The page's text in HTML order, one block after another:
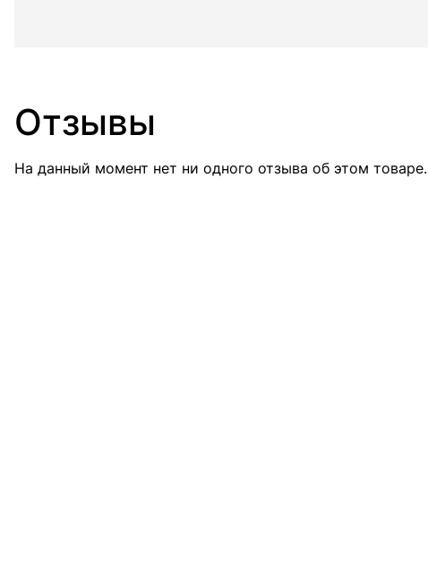
Отзывы
На данный момент нет ни одного отзыва об этом товаре.